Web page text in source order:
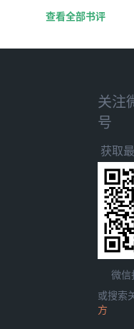
查看全部书评
关注
号
获取
微信
或搜索
方